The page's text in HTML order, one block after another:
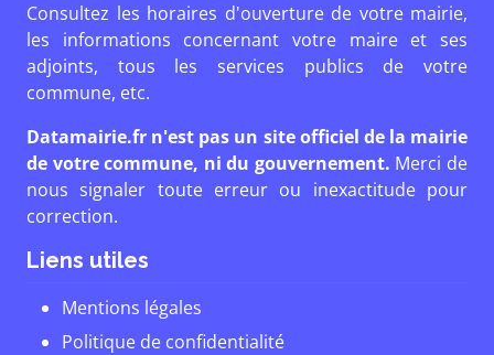
Consultez les horaires d'ouverture de votre mairie,
les informations concernant votre maire et ses
adjoints, tous les services publics de votre
commune, etc.
Datamairie.fr n'est pas un site officiel de la mairie
de votre commune, ni du gouvernement. Merci de
nous signaler toute erreur ou inexactitude pour
correction.
Liens utiles
Mentions légales
Politique de confidentialité